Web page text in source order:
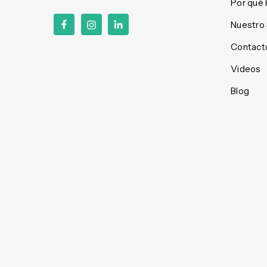
Por qué
Nuestro
Videos
Blog